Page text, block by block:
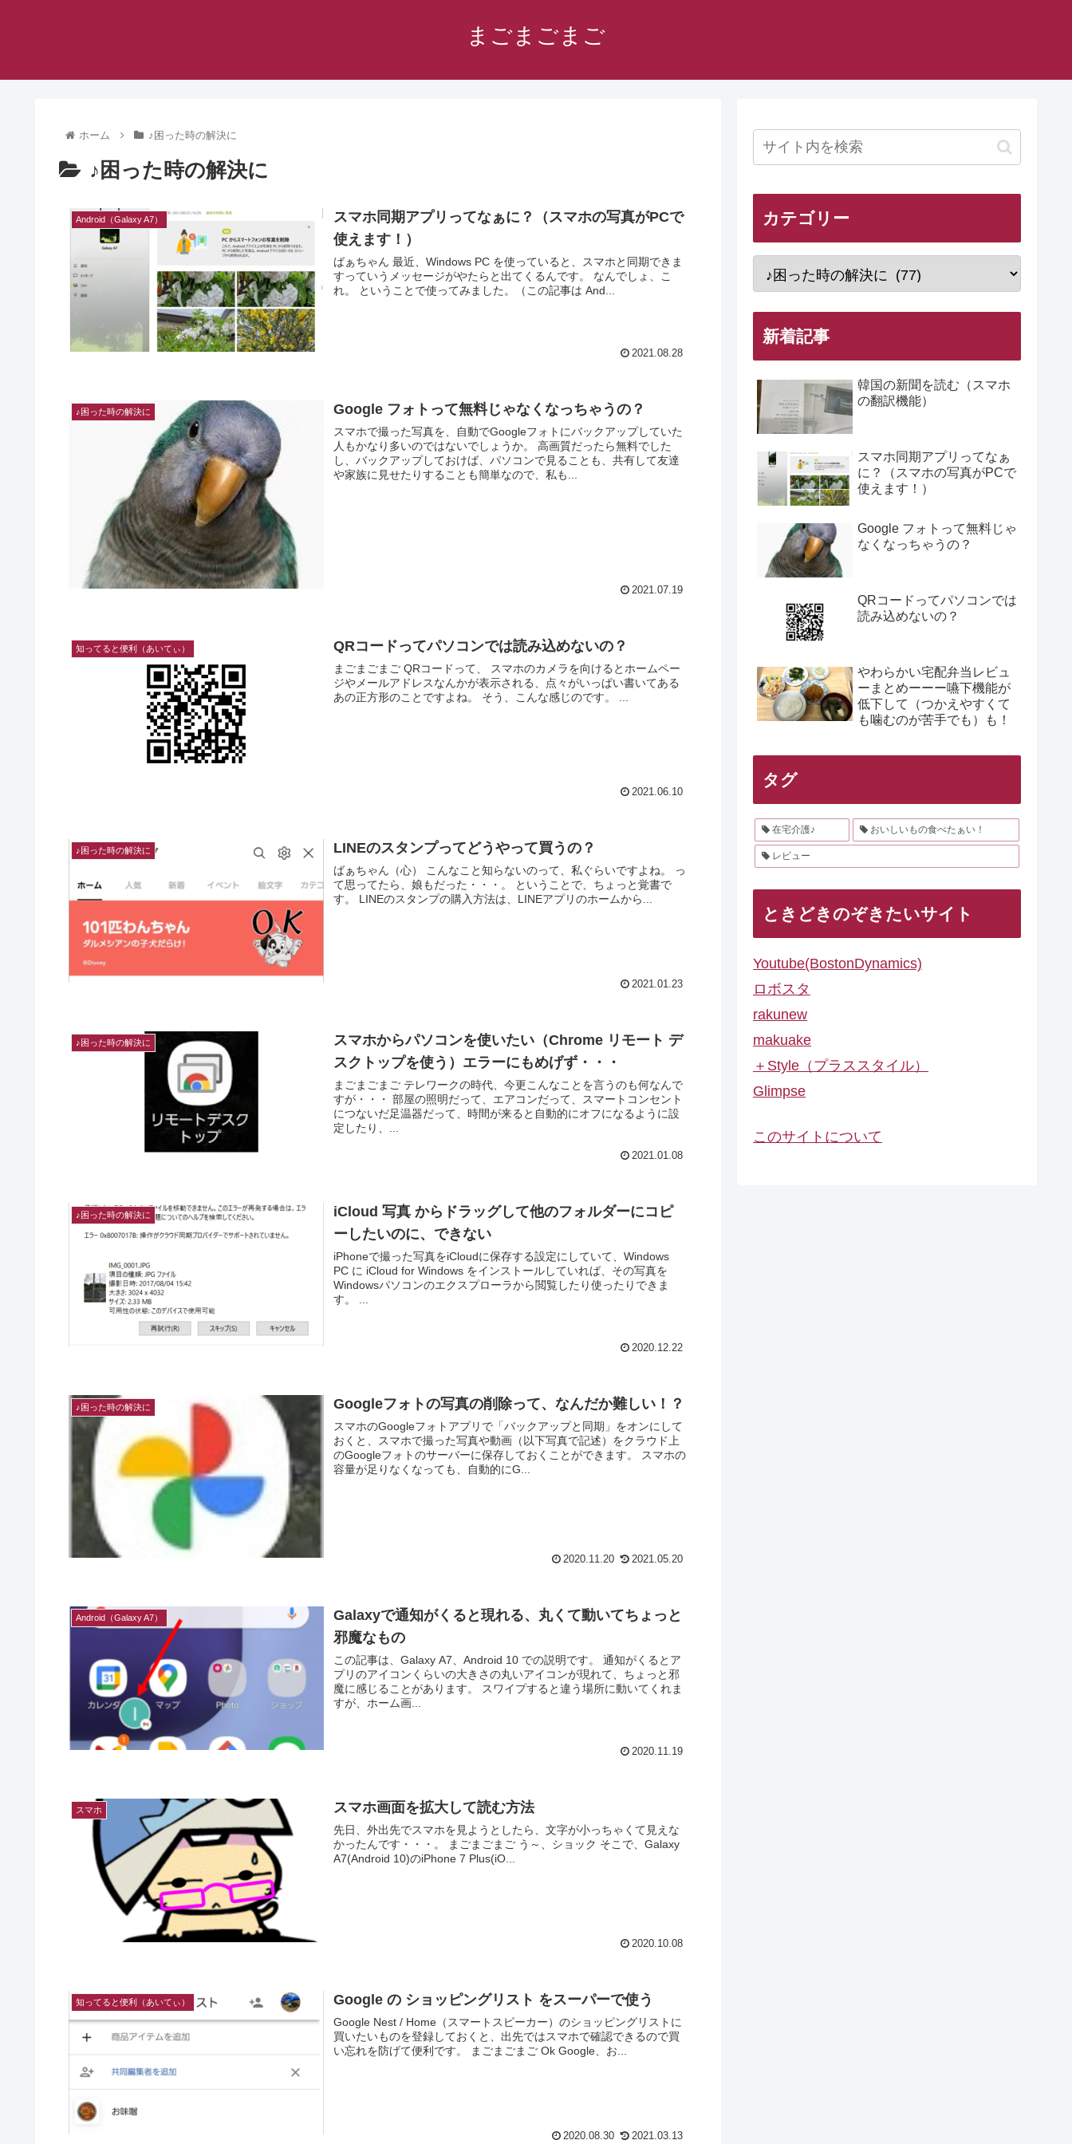
まごまごまご
ホーム ♪困った時の解決に
♪困った時の解決に
Android（Galaxy A7）
スマホ同期アプリってなぁに？（スマホの写真がPCで
使えます！）
ばぁちゃん 最近、Windows PC を使っていると、スマホと同期できま
すっていうメッセージがやたらと出てくるんです。 なんでしょ、こ
れ。 ということで使ってみました。（この記事は And...
2021.08.28
♪困った時の解決に Google フォトって無料じゃなくなっちゃうの？
スマホで撮った写真を、自動でGoogleフォトにバックアップしていた
人もかなり多いのではないでしょうか。 高画質だったら無料でした
し、バックアップしておけば、パソコンで見ることも、共有して友達
や家族に見せたりすることも簡単なので、私も...
2021.07.19
知ってると便利（あいてぃ） QRコードってパソコンでは読み込めないの？
まごまごまご QRコードって、 スマホのカメラを向けるとホームペー
ジやメールアドレスなんかが表示される、点々がいっぱい書いてある
2021.06.10
♪困った時の解決に LINEのスタンプってどうやって買うの？
ばぁちゃん（心） こんなこと知らないのって、私ぐらいですよね。 っ
て思ってたら、娘もだった・・・。 ということで、ちょっと覚書で
す。 LINEのスタンプの購入方法は、LINEアプリのホームから...
2021.01.23
♪困った時の解決に
スマホからパソコンを使いたい（Chrome リモート デ
スクトップを使う）エラーにもめげず・・・
まごまごまご テレワークの時代、今更こんなことを言うのも何なんで
すが・・・ 部屋の照明だって、エアコンだって、スマートコンセント
につないだ足温器だって、時間が来ると自動的にオフになるように設
定したり、...
2021.01.08
♪困った時の解決に
iCloud 写真 からドラッグして他のフォルダーにコピ
ーしたいのに、できない
iPhoneで撮った写真をiCloudに保存する設定にしていて、Windows
PC に iCloud for Windows をインストールしていれば、その写真を
Windowsパソコンのエクスプローラから閲覧したり使ったりできま
す。 ...
2020.12.22
♪困った時の解決に Googleフォトの写真の削除って、なんだか難しい！？
スマホのGoogleフォトアプリで「バックアップと同期」をオンにして
おくと、スマホで撮った写真や動画（以下写真で記述）をクラウド上
のGoogleフォトのサーバーに保存しておくことができます。 スマホの
容量が足りなくなっても、自動的にG...
2020.11.20 2021.05.20
Android（Galaxy A7）
Galaxyで通知がくると現れる、丸くて動いてちょっと
邪魔なもの
この記事は、Galaxy A7、Android 10 での説明です。 通知がくるとア
プリのアイコンくらいの大きさの丸いアイコンが現れて、ちょっと邪
魔に感じることがあります。 スワイプすると違う場所に動いてくれま
すが、ホーム画...
2020.11.19
スマホ スマホ画面を拡大して読む方法
先日、外出先でスマホを見ようとしたら、文字が小っちゃくて見えな
かったんです・・・。 まごまごまご う～、ショック そこで、Galaxy
A7(Android 10)のiPhone 7 Plus(iO...
2020.10.08
知ってると便利（あいてぃ） Google の ショッピングリスト をスーパーで使う
Google Nest / Home（スマートスピーカー）のショッピングリストに
買いたいものを登録しておくと、出先ではスマホで確認できるので買
い忘れを防げて便利です。 まごまごまご Ok Google、お...
2020.08.30 2021.03.13
カテゴリー
新着記事
韓国の新聞を読む（スマホ
の翻訳機能）
スマホ同期アプリってなぁ
に？（スマホの写真がPCで
使えます！）
Google フォトって無料じゃ
なくなっちゃうの？
QRコードってパソコンでは
読み込めないの？
やわらかい宅配弁当レビュ
ーまとめーーー嚥下機能が
低下して（つかえやすくて
も噛むのが苦手でも）も！
タグ
在宅介護♪ おいしいもの食べたぁい！
レビュー
ときどきのぞきたいサイト
Youtube(BostonDynamics)
ロボスタ
rakunew
makuake
＋Style（プラススタイル）
Glimpse
このサイトについて